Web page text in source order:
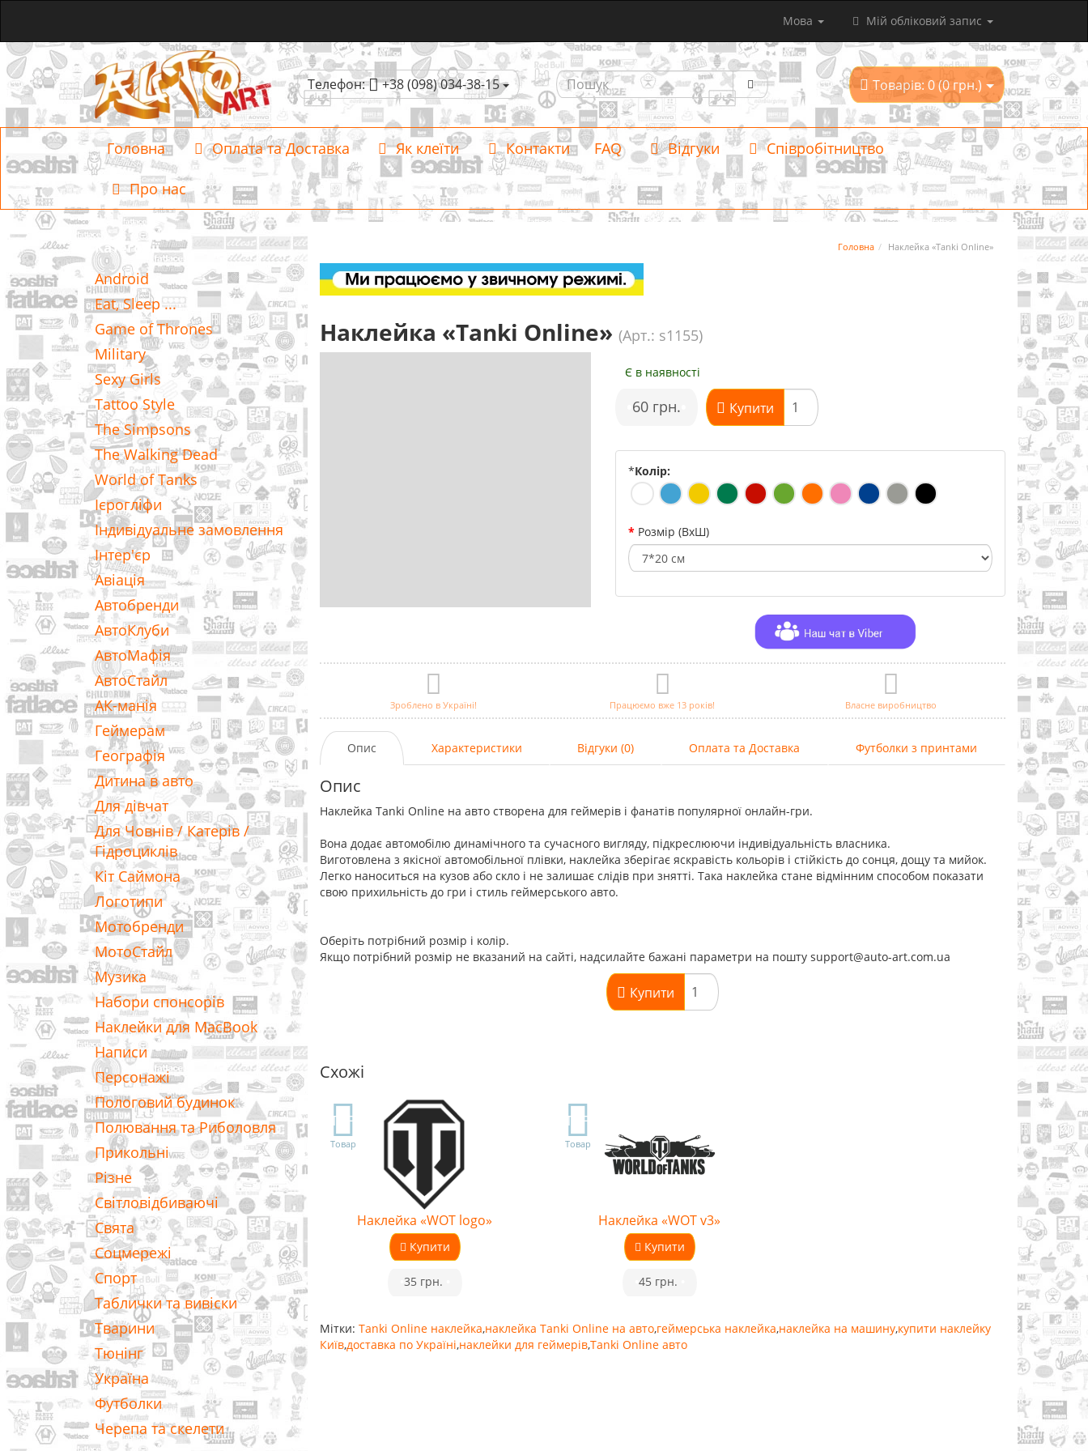
Мова Мій обліковий запис
Телефон: +38 (098) 034-38-15 Товарів: 0 (0 грн.)
Головна Оплата та Доставка Як клеїти Контакти FAQ Відгуки Співробітництво
Про нас
Категорії
Android
Eat, Sleep ...
Game of Thrones
Military
Sexy Girls
Tattoo Style
The Simpsons
The Walking Dead
World of Tanks
Ієрогліфи
Індивідуальне замовлення
Інтер'єр
Авіація
Автобренди
АвтоКлуби
АвтоМафія
АвтоСтайл
АК-манія
Геймерам
Географія
Дитина в авто
Для дівчат
Для Човнів / Катерів /
Гідроциклів
Кіт Саймона
Логотипи
Мотобренди
МотоСтайл
Музика
Набори спонсорів
Наклейки для MacBook
Написи
Персонажі
Пологовий будинок
Полювання та Риболовля
Прикольні
Різне
Світловідбиваючі
Свята
Соцмережі
Спорт
Таблички та вивіски
Тварини
Тюнінг
Україна
Футболки
Черепа та скелети
Головна Наклейка «Tanki Online»
Наклейка «Tanki Online» (Арт.: s1155)
Є в наявності
60 грн. Купити
*Колір:
Розмір (ВхШ)
Зроблено в Україні! Працюємо вже 13 років! Власне виробництво
Опис Характеристики Відгуки (0) Оплата та Доставка Футболки з принтами
Опис
Наклейка Tanki Online на авто створена для геймерів і фанатів популярної онлайн-гри.
Вона додає автомобілю динамічного та сучасного вигляду, підкреслюючи індивідуальність власника.
Виготовлена з якісної автомобільної плівки, наклейка зберігає яскравість кольорів і стійкість до сонця, дощу та мийок.
Легко наноситься на кузов або скло і не залишає слідів при знятті. Така наклейка стане відмінним способом показати
свою прихильність до гри і стиль геймерського авто.
Оберіть потрібний розмір і колір.
Якщо потрібний розмір не вказаний на сайті, надсилайте бажані параметри на пошту support@auto-art.com.ua
Купити
Схожі
TOP
Товар
Наклейка «WOT logo»
Купити
35 грн.
TOP
Товар
Наклейка «WOT v3»
Купити
45 грн.
Мітки: Tanki Online наклейка,наклейка Tanki Online на авто,геймерська наклейка,наклейка на машину,купити наклейку
Київ,доставка по Україні,наклейки для геймерів,Tanki Online авто